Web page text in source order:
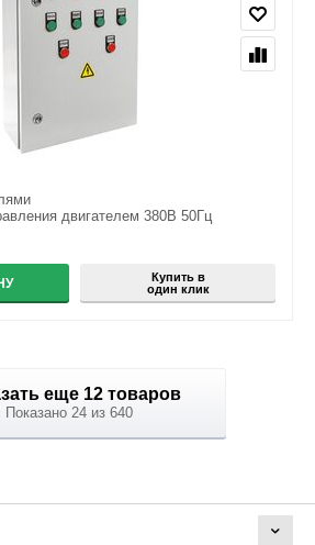
двигателем 380В 50Гц
Купить в
один клик
Показать еще 12 товаров
Показано 24 из 640